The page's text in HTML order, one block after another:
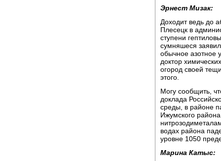
Эрнест Мизак:
Доходит ведь до
Плесецк в
ступени
сумняшеся
обычное азотное
доктор
огород своей
этого.
Могу сообщить,
доклада
среды, в районе
Ижумского
водах района
уровне 1050
Марина Катыс: